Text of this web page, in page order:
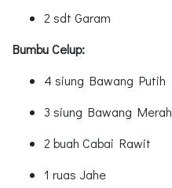
2 sdt Garam
Bumbu Celup:
4 siung Bawang Putih
3 siung Bawang Merah
2 buah Cabai Rawit
1 ruas Jahe